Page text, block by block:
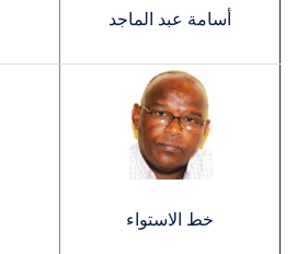
أسامة عبد الماجد
خط الاستواء